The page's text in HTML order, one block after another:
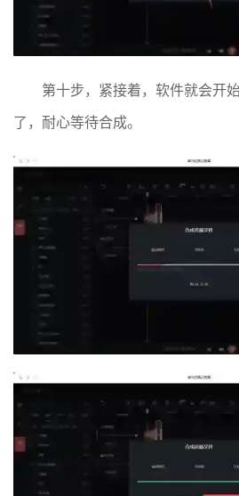
第十步，紧接着，软件就会开
了，耐心等待合成。